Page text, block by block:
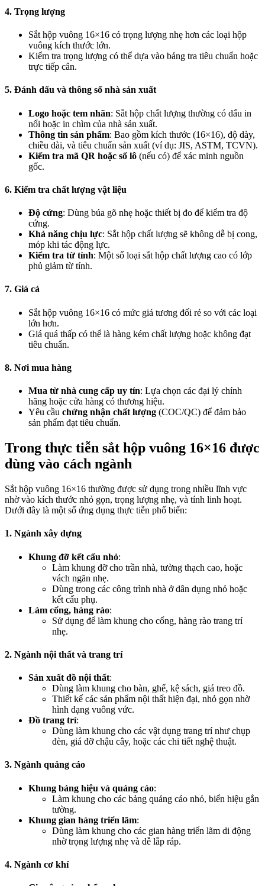
4. Trọng lượng
Sắt hộp vuông 16×16 có trọng lượng nhẹ hơn các loại hộp
vuông kích thước lớn.
Kiểm tra trọng lượng có thể dựa vào bảng tra tiêu chuẩn hoặc
trực tiếp cân.
5. Đánh dấu và thông số nhà sản xuất
Logo hoặc tem nhãn: Sắt hộp chất lượng thường có dấu in
nổi hoặc in chìm của nhà sản xuất.
Thông tin sản phẩm: Bao gồm kích thước (16×16), độ dày,
chiều dài, và tiêu chuẩn sản xuất (ví dụ: JIS, ASTM, TCVN).
Kiểm tra mã QR hoặc số lô (nếu có) để xác minh nguồn
gốc.
6. Kiểm tra chất lượng vật liệu
Độ cứng: Dùng búa gõ nhẹ hoặc thiết bị đo để kiểm tra độ
cứng.
Khả năng chịu lực: Sắt hộp chất lượng sẽ không dễ bị cong,
móp khi tác động lực.
Kiểm tra từ tính: Một số loại sắt hộp chất lượng cao có lớp
phủ giảm từ tính.
7. Giá cả
Sắt hộp vuông 16×16 có mức giá tương đối rẻ so với các loại
lớn hơn.
Giá quá thấp có thể là hàng kém chất lượng hoặc không đạt
tiêu chuẩn.
8. Nơi mua hàng
Mua từ nhà cung cấp uy tín: Lựa chọn các đại lý chính
hãng hoặc cửa hàng có thương hiệu.
Yêu cầu chứng nhận chất lượng (COC/QC) để đảm bảo
sản phẩm đạt tiêu chuẩn.
Trong thực tiễn sắt hộp vuông 16×16 được
dùng vào cách ngành
Sắt hộp vuông 16×16 thường được sử dụng trong nhiều lĩnh vực
nhờ vào kích thước nhỏ gọn, trọng lượng nhẹ, và tính linh hoạt.
Dưới đây là một số ứng dụng thực tiễn phổ biến:
1. Ngành xây dựng
Khung đỡ kết cấu nhỏ:
Làm khung đỡ cho trần nhà, tường thạch cao, hoặc
vách ngăn nhẹ.
Dùng trong các công trình nhà ở dân dụng nhỏ hoặc
kết cấu phụ.
Làm cổng, hàng rào:
Sử dụng để làm khung cho cổng, hàng rào trang trí
nhẹ.
2. Ngành nội thất và trang trí
Sản xuất đồ nội thất:
Dùng làm khung cho bàn, ghế, kệ sách, giá treo đồ.
Thiết kế các sản phẩm nội thất hiện đại, nhỏ gọn nhờ
hình dạng vuông vức.
Đồ trang trí:
Dùng làm khung cho các vật dụng trang trí như chụp
đèn, giá đỡ chậu cây, hoặc các chi tiết nghệ thuật.
3. Ngành quảng cáo
Khung bảng hiệu và quảng cáo:
Làm khung cho các bảng quảng cáo nhỏ, biển hiệu gắn
tường.
Khung gian hàng triển lãm:
Dùng làm khung cho các gian hàng triển lãm di động
nhờ trọng lượng nhẹ và dễ lắp ráp.
4. Ngành cơ khí